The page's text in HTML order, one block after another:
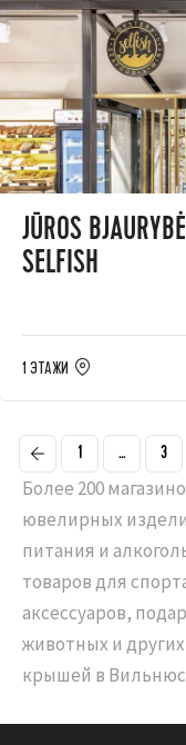
JŪROS
SELFISH
1 ЭТАЖИ
1 ... 3
Более 200
ювелирных
питания и
товаров для
аксессуаров,
животных и
крышей в